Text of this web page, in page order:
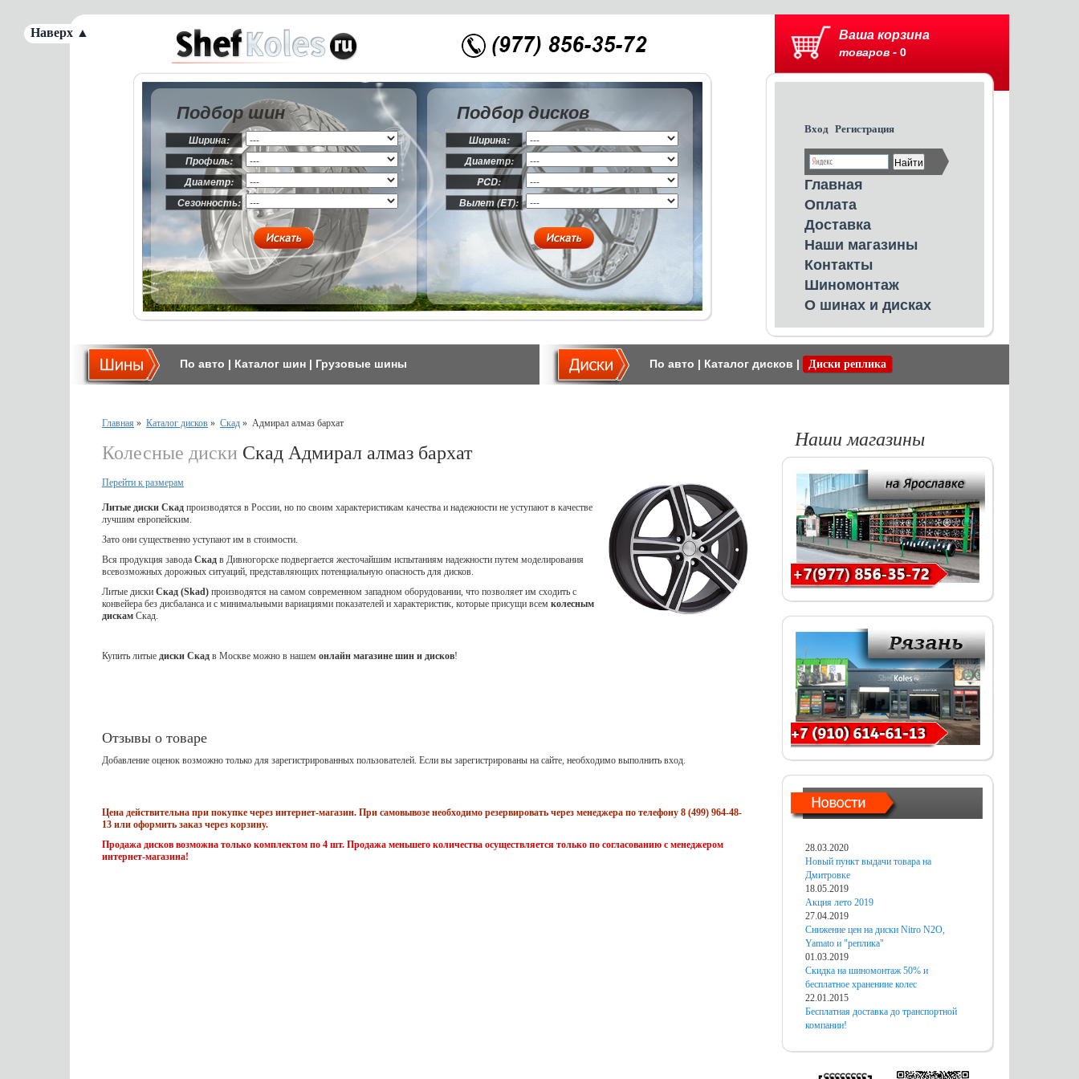
Ваша корзина
товаров - 0
Вход Регистрация
Главная
Оплата
Доставка
Наши магазины
Контакты
Шиномонтаж
О шинах и дисках
Подбор шин
Ширина:
Профиль:
Диаметр:
Сезонность:
Подбор дисков
Ширина:
Диаметр:
PCD:
Вылет (ET):
По авто | Каталог шин | Грузовые шины По авто | Каталог дисков | Диски реплика
Главная » Каталог дисков » Скад » Адмирал алмаз бархат
Колесные диски Скад Адмирал алмаз бархат
Перейти к размерам
Литые диски Скад производятся в России, но по своим характеристикам качества и надежности не уступают в качестве
лучшим европейским.
Зато они существенно уступают им в стоимости.
Вся продукция завода Скад в Дивногорске подвергается жесточайшим испытаниям надежности путем моделирования
всевозможных дорожных ситуаций, представляющих потенциальную опасность для дисков.
Литые диски Скад (Skad) производятся на самом современном западном оборудовании, что позволяет им сходить с
конвейера без дисбаланса и с минимальными вариациями показателей и характеристик, которые присущи всем колесным
дискам Скад.
Купить литые диски Скад в Москве можно в нашем онлайн магазине шин и дисков!
Отзывы о товаре
Добавление оценок возможно только для зарегистрированных пользователей. Если вы зарегистрированы на сайте, необходимо выполнить вход.
Цена действительна при покупке через интернет-магазин. При самовывозе необходимо резервировать через менеджера по телефону 8 (499) 964-48-
13 или оформить заказ через корзину.
Продажа дисков возможна только комплектом по 4 шт. Продажа меньшего количества осуществляется только по согласованию с менеджером
интернет-магазина!
Наши магазины
28.03.2020
Новый пункт выдачи товара на
Дмитровке
18.05.2019
Акция лето 2019
27.04.2019
Снижение цен на диски Nitro N2O,
Yamato и "реплика"
01.03.2019
Скидка на шиномонтаж 50% и
бесплатное хранениие колес
22.01.2015
Бесплатная доставка до транспортной
компании!
Наверх ▲